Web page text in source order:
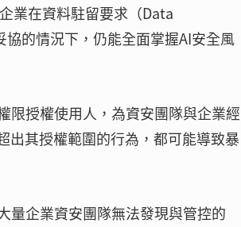
業在資料駐留要求（Data
的情況下，仍能全面掌握AI安全風
限授權使用人，為資安團隊與企業經
出其授權範圍的行為，都可能導致暴
量企業資安團隊無法發現與管控的